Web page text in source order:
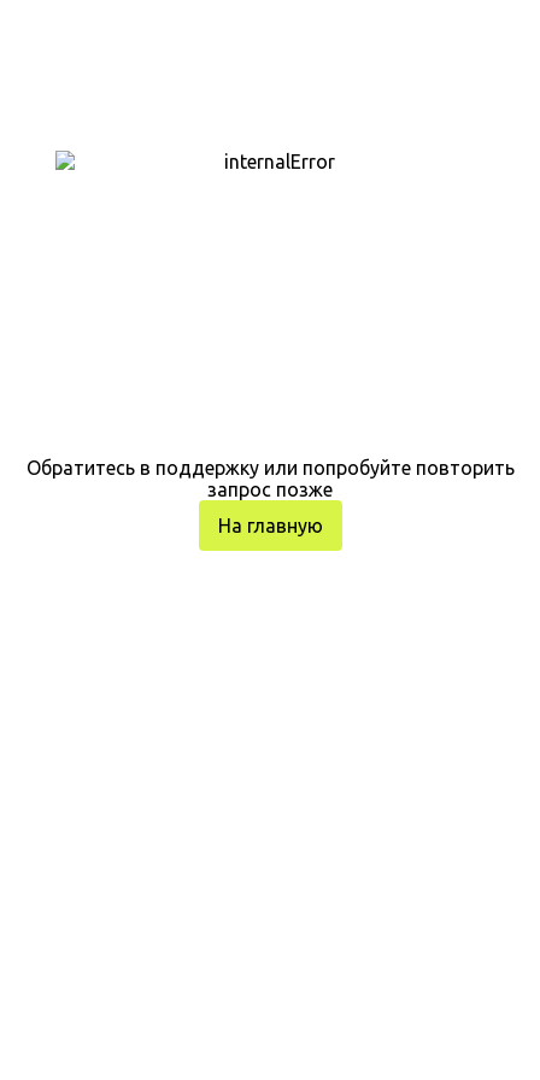
Обратитесь в поддержку или попробуйте повторить
запрос позже
На главную